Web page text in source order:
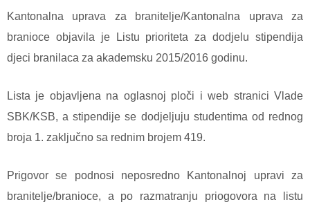
Kantonalna uprava za branitelje/Kantonalna uprava za
branioce objavila je Listu prioriteta za dodjelu stipendija
djeci branilaca za akademsku 2015/2016 godinu.
Lista je objavljena na oglasnoj ploči i web stranici Vlade
SBK/KSB, a stipendije se dodjeljuju studentima od rednog
broja 1. zaključno sa rednim brojem 419.
Prigovor se podnosi neposredno Kantonalnoj upravi za
branitelje/branioce, a po razmatranju priogovora na listu